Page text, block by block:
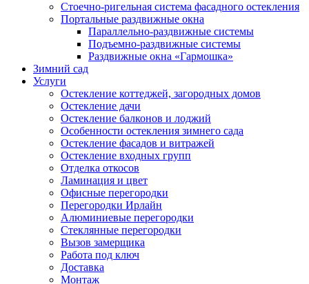
Стоечно-ригельная система фасадного остекления
Портальные раздвижные окна
Параллельно-раздвижные системы
Подъемно-раздвижные системы
Раздвижные окна «Гармошка»
Зимний сад
Услуги
Остекление коттеджей, загородных домов
Остекление дачи
Остекление балконов и лоджий
Особенности остекления зимнего сада
Остекление фасадов и витражей
Остекление входных групп
Отделка откосов
Ламинация и цвет
Офисные перегородки
Перегородки Ирлайн
Алюминиевые перегородки
Стеклянные перегородки
Вызов замерщика
Работа под ключ
Доставка
Монтаж